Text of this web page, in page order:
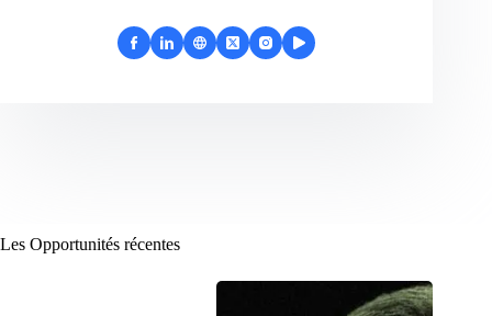
Les Opportunités récentes